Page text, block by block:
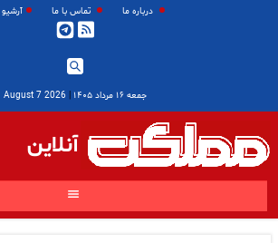
درباره ما تماس با ما آرشیو
جمعه ۱۶ مرداد ۱۴۰۵ |
2026 August 7
آنلاین